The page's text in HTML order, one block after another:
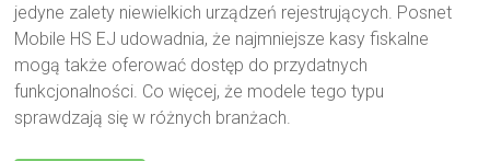
jedyne zalety niewielkich urządzeń rejestrujących. Posnet
Mobile HS EJ udowadnia, że najmniejsze kasy fiskalne
mogą także oferować dostęp do przydatnych
funkcjonalności. Co więcej, że modele tego typu
sprawdzają się w różnych branżach.